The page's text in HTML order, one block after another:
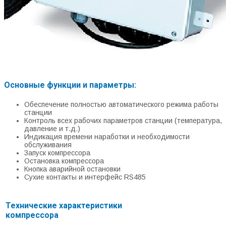
Основные функции и параметры:
Обеспечение полностью автоматического режима работы
станции
Контроль всех рабочих параметров станции (температура,
давление и т.д.)
Индикация времени наработки и необходимости
обслуживания
Запуск компрессора
Остановка компрессора
Кнопка аварийной остановки
Сухие контакты и интерфейс RS485
Технические характеристики
компрессора